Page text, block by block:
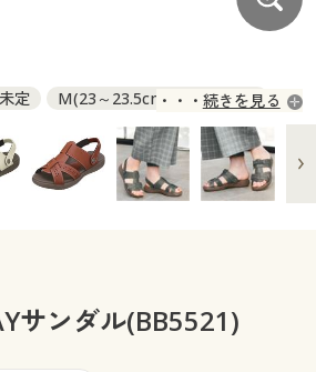
服
のご注文
ント
ト
定
M(23～23.5cm) ◎ 在庫あり
り
LL(24.5～25cm) ◎ 在庫あり
続きを見る
サンダル(BB5521)